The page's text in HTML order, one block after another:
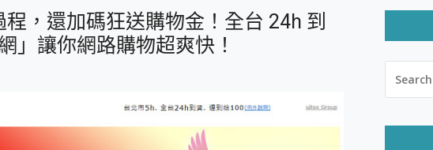
掌機設計的 FireCuda X1070 SSD 固態硬碟開箱 評測
，100%全無線設計 SpotCam Solo Eco 太陽能防水雲端攝影機 SpotCam
微星 Prestige 14 AI+ D3MG-031TW 14吋 開箱評價，AI輕薄商務筆電
Ultra系列保護貼怎麼選？imos AR 低反光玻璃、藍寶石鏡頭貼與軍規防摔
事 Xiaomi Watch 5 開箱 評測
上 LENOVO 聯想 Yoga Book 9 14吋 AI輕薄筆電 開箱 評測
，還加碼狂送購物金！全台 24h 到
」讓你網路購物超爽快！
FOR: